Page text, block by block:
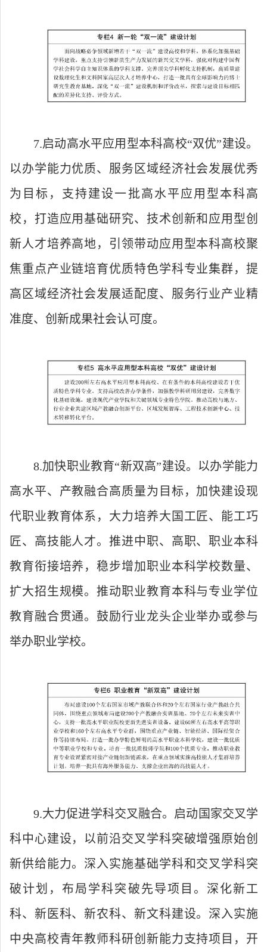
7.启动高水平应用型本科高校“双优”建设。
以办学能力优质、服务区域经济社会发展优秀
为目标，支持建设一批高水平应用型本科高
校，打造应用基础研究、技术创新和应用型创
新人才培养高地，引领带动应用型本科高校聚
焦重点产业链培育优质特色学科专业集群，提
高区域经济社会发展适配度、服务行业产业精
准度、创新成果社会认可度。
8.加快职业教育“新双高”建设。以办学能力
高水平、产教融合高质量为目标，加快建设现
代职业教育体系，大力培养大国工匠、能工巧
匠、高技能人才。推进中职、高职、职业本科
教育衔接培养，稳步增加职业本科学校数量、
扩大招生规模。推动职业教育本科与专业学位
教育融合贯通。鼓励行业龙头企业举办或参与
举办职业学校。
9.大力促进学科交叉融合。启动国家交叉学
科中心建设，以前沿交叉学科突破增强原始创
新供给能力。深入实施基础学科和交叉学科突
破计划，布局学科突破先导项目。深化新工
科、新医科、新农科、新文科建设。深入实施
中央高校青年教师科研创新能力支持项目，开